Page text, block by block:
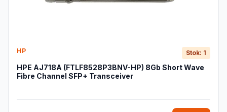
HP Stok: 1
HPE AJ718A (FTLF8528P3BNV-HP) 8Gb Short Wave
Fibre Channel SFP+ Transceiver